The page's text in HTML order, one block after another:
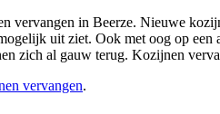
vervangen in Beerze. Nieuwe
uit ziet. Ook met oog op
zich al gauw terug. Kozijnen
vervangen.